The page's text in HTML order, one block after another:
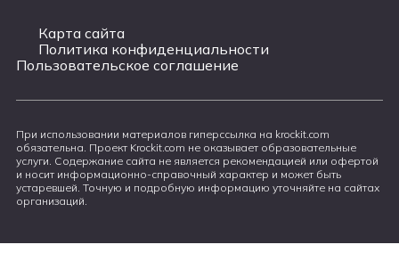
Карта сайта
Политика конфиденциальности
Пользовательское соглашение
При использовании материалов гиперссылка на krockit.com
обязательна. Проект Krockit.com не оказывает образовательные
услуги. Содержание сайта не является рекомендацией или офертой
и носит информационно-справочный характер и может быть
устаревшей. Точную и подробную информацию уточняйте на сайтах
организаций.